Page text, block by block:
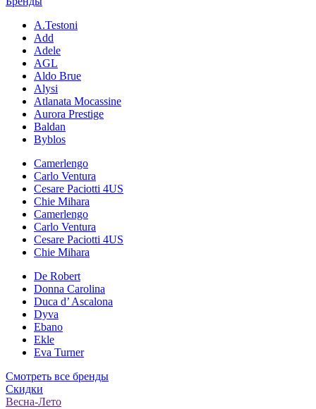
A.Testoni
Add
Adele
AGL
Aldo Brue
Alysi
Atlanata Mocassine
Aurora Prestige
Baldan
Byblos
Camerlengo
Carlo Ventura
Cesare Paciotti 4US
Chie Mihara
Camerlengo
Carlo Ventura
Cesare Paciotti 4US
Chie Mihara
De Robert
Donna Carolina
Duca d’ Ascalona
Dyva
Ebano
Ekle
Eva Turner
Смотреть все бренды
Скидки
Весна-Лето